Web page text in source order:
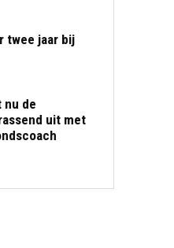
twee jaar bij
nu de
uit met